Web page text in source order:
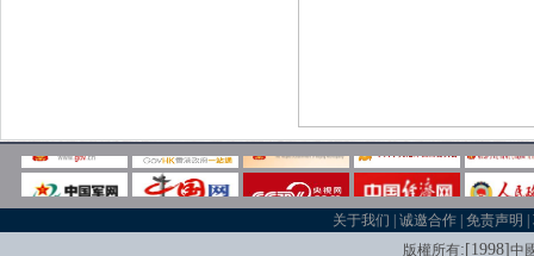
关于我们 |诚邀合作 |免责声明 |
版權所有:[1998]中